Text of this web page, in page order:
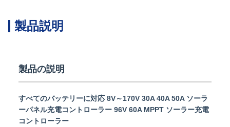
製品説明
製品の説明
すべてのバッテリーに対応 8V～170V 30A 40A 50A ソーラ
ーパネル充電コントローラー 96V 60A MPPT ソーラー充電
コントローラー